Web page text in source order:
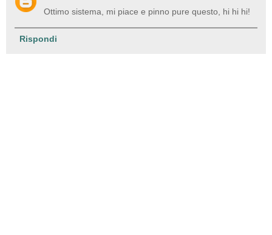
Ottimo sistema, mi piace e pinno pure questo, hi hi hi!
Rispondi